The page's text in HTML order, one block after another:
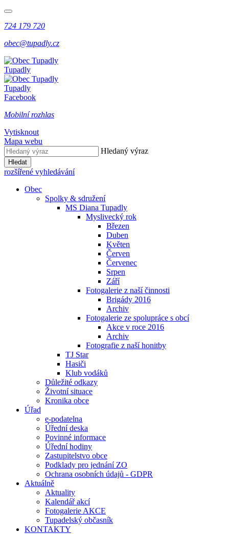
724 179 720
obec@tupadly.cz
Tupadly
Tupadly
Facebook
Mobilní rozhlas
Vytisknout
Mapa webu
Hledaný výraz
Hledat
rozšířené vyhledávání
Obec
Spolky & sdružení
MS Diana Tupadly
Myslivecký rok
Březen
Duben
Květen
Červen
Červenec
Srpen
Září
Fotogalerie z naší činnosti
Brigády 2016
Archiv
Fotogalerie ze spolupráce s obcí
Akce v roce 2016
Archiv
Fotografie z naší honitby
TJ Star
Hasiči
Klub vodáků
Důležité odkazy
Životní situace
Kronika obce
Úřad
e-podatelna
Úřední deska
Povinné informace
Úřední hodiny
Zastupitelstvo obce
Podklady pro jednání ZO
Ochrana osobních údajů - GDPR
Aktuálně
Aktuality
Kalendář akcí
Fotogalerie AKCE
Tupadelský občasník
KONTAKTY